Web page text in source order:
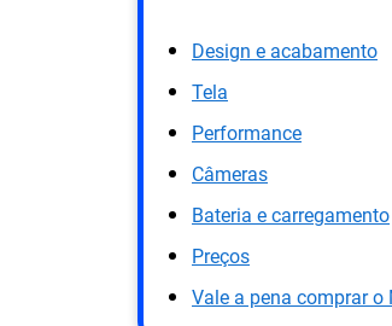
Design e acabamento
Tela
Performance
Câmeras
Bateria e carregamento
Preços
Vale a pena comprar o